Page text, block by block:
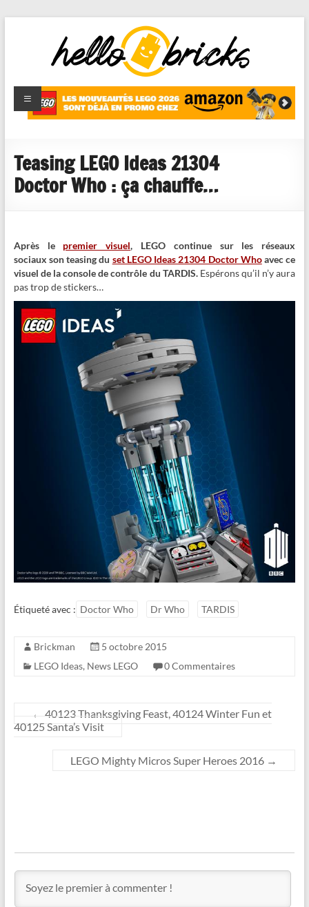
HelloBricks
Blog LEGO,
nouveaut�s
reviews
Teasing LEGO Ideas 21304
Doctor Who : ça chauffe…
Après le premier visuel, LEGO continue sur les réseaux
sociaux son teasing du set LEGO Ideas 21304 Doctor Whoavec ce
visuel de la console de contrôle du TARDIS. Espérons qu’il n’y aura
pas trop de stickers…
Étiqueté avec : Doctor Who Dr Who TARDIS
Brickman
5 octobre 2015
LEGO Ideas, News LEGO 0 Commentaires
←
40123 Thanksgiving Feast, 40124 Winter Fun et
40125 Santa’s Visit
LEGO Mighty Micros Super Heroes 2016 →